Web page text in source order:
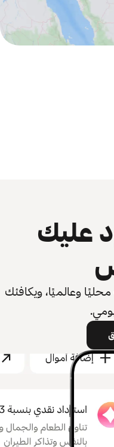
عليك
وعالميًا، ويكافئك